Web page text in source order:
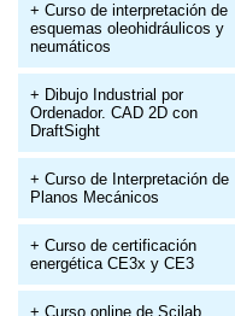
+ Curso de interpretación de
esquemas oleohidráulicos y
neumáticos
+ Dibujo Industrial por
Ordenador. CAD 2D con
DraftSight
+ Curso de Interpretación de
Planos Mecánicos
+ Curso de certificación
energética CE3x y CE3
+ Curso online de Scilab